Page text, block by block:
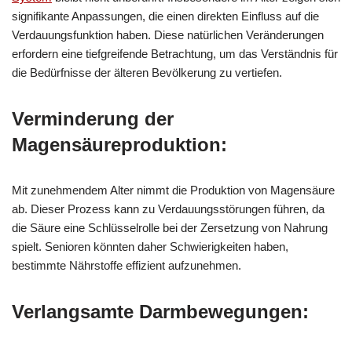
signifikante Anpassungen, die einen direkten Einfluss auf die
Verdauungsfunktion haben. Diese natürlichen Veränderungen
erfordern eine tiefgreifende Betrachtung, um das Verständnis für
die Bedürfnisse der älteren Bevölkerung zu vertiefen.
Verminderung der
Magensäureproduktion:
Mit zunehmendem Alter nimmt die Produktion von Magensäure
ab. Dieser Prozess kann zu Verdauungsstörungen führen, da
die Säure eine Schlüsselrolle bei der Zersetzung von Nahrung
spielt. Senioren könnten daher Schwierigkeiten haben,
bestimmte Nährstoffe effizient aufzunehmen.
Verlangsamte Darmbewegungen: